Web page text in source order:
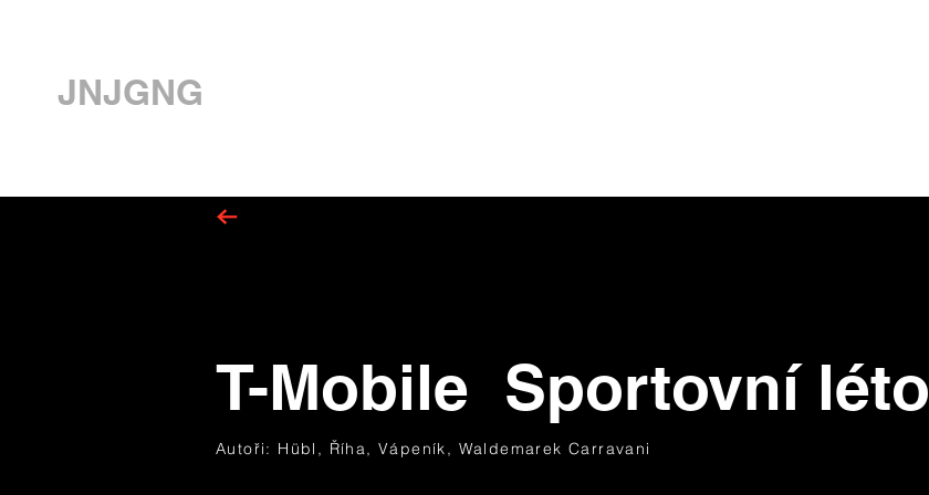
JNJGNG
T-Mobile Sportovní léto
Autoři: Hübl, Říha, Vápeník, Waldemarek Carravani